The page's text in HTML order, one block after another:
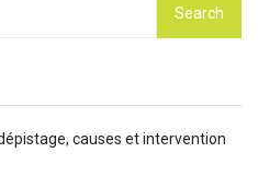
causes et intervention